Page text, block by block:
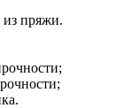
пряжи.